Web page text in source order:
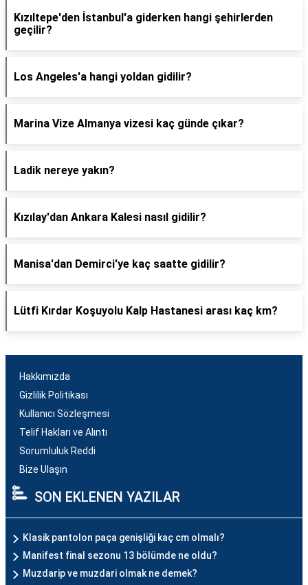
Kızıltepe'den İstanbul'a giderken hangi şehirlerden
geçilir?
Los Angeles'a hangi yoldan gidilir?
Marina Vize Almanya vizesi kaç günde çıkar?
Ladik nereye yakın?
Kızılay'dan Ankara Kalesi nasıl gidilir?
Manisa'dan Demirci'ye kaç saatte gidilir?
Lütfi Kırdar Koşuyolu Kalp Hastanesi arası kaç km?
Hakkımızda
Gizlilik Politikası
Kullanıcı Sözleşmesi
Telif Hakları ve Alıntı
Sorumluluk Reddi
Bize Ulaşın
SON EKLENEN YAZILAR
Klasik pantolon paça genişliği kaç cm olmalı?
Manifest final sezonu 13 bölümde ne oldu?
Muzdarip ve muzdari olmak ne demek?